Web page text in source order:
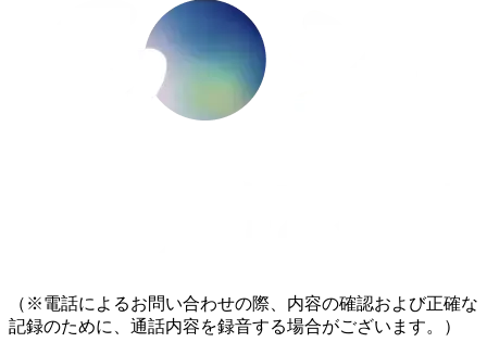
（※電話によるお問い合わせの際、内容の確認および正確な
記録のために、通話内容を録音する場合がございます。）